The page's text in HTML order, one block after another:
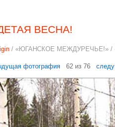
ВЕСНА!
/ «ЮГАНСКОЕ МЕЖДУРЕЧЬЕ!»
фотография62 из 76